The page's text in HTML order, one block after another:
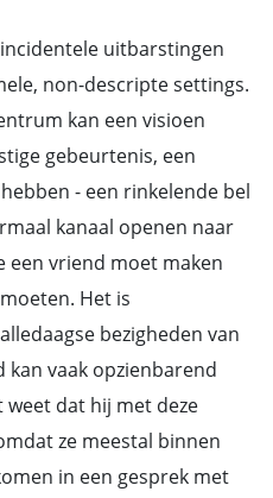
uitbarstingen
non-descripte settings.
kan een visioen
gebeurtenis, een
- een rinkelende bel
kanaal openen naar
een vriend moet maken
Het is
bezigheden van
kan vaak opzienbarend
weet dat hij met deze
ze meestal binnen
in een gesprek met